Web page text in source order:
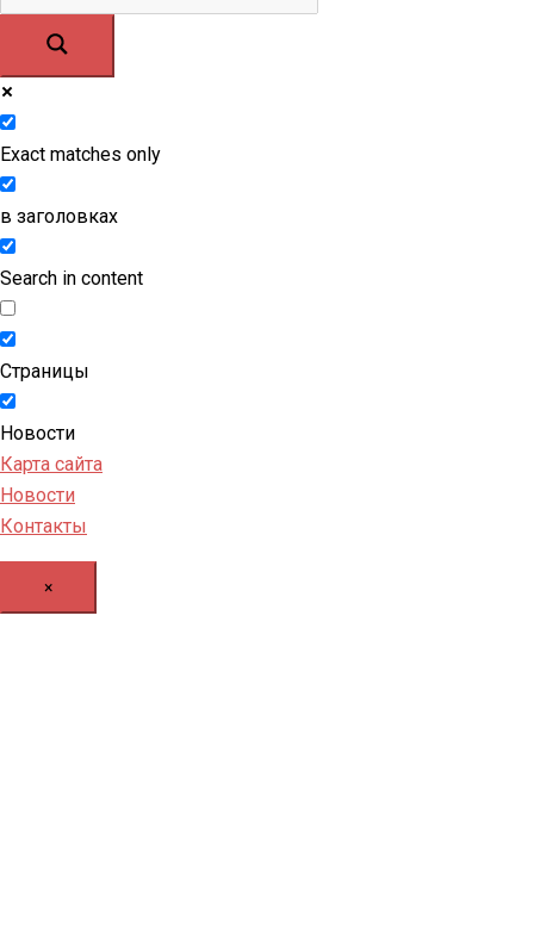
Exact matches only
в заголовках
Search in content
Страницы
Новости
Карта сайта
Новости
Контакты
×